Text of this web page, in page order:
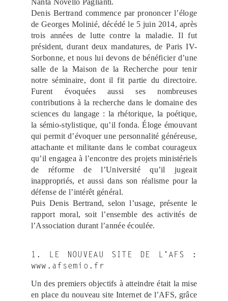
Denis Bertrand commence par prononcer l’éloge
de Georges Molinié, décédé le 5 juin 2014, après
trois années de lutte contre la maladie. Il fut
président, durant deux mandatures, de Paris IV-
Sorbonne, et nous lui devons de bénéficier d’une
salle de la Maison de la Recherche pour tenir
notre séminaire, dont il fit partie du directoire.
Furent évoquées aussi ses nombreuses
contributions à la recherche dans le domaine des
sciences du langage : la rhétorique, la poétique,
la sémio-stylistique, qu’il fonda. Éloge émouvant
qui permit d’évoquer une personnalité généreuse,
attachante et militante dans le combat courageux
qu’il engagea à l’encontre des projets ministériels
de réforme de l’Université qu’il jugeait
inappropriés, et aussi dans son réalisme pour la
défense de l’intérêt général.
Puis Denis Bertrand, selon l’usage, présente le
rapport moral, soit l’ensemble des activités de
l’Association durant l’année écoulée.
1. LE NOUVEAU SITE DE L’AFS :
www.afsemio.fr
Un des premiers objectifs à atteindre était la mise
en place du nouveau site Internet de l’AFS, grâce